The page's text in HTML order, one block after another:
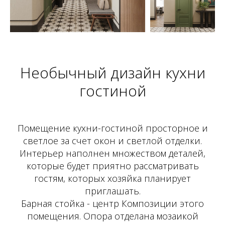
Необычный дизайн кухни
гостиной
Помещение кухни-гостиной просторное и
светлое за счет окон и светлой отделки.
Интерьер наполнен множеством деталей,
которые будет приятно рассматривать
гостям, которых хозяйка планирует
приглашать.
Барная стойка - центр Композиции этого
помещения. Опора отделана мозаикой